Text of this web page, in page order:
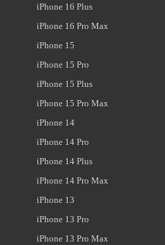
iPhone 16 Plus
iPhone 16 Pro Max
iPhone 15
iPhone 15 Pro
iPhone 15 Plus
iPhone 15 Pro Max
iPhone 14
iPhone 14 Pro
iPhone 14 Plus
iPhone 14 Pro Max
iPhone 13
iPhone 13 Pro
iPhone 13 Pro Max